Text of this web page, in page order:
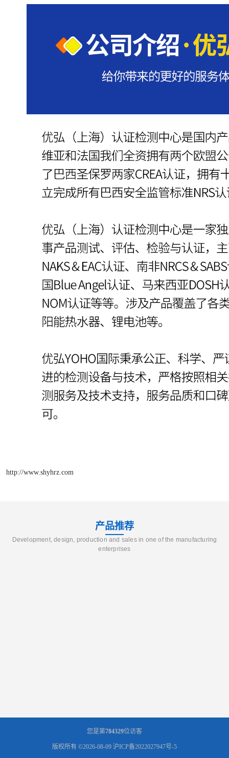
http://www.shyhrz.com
产品推荐
Development, design, production and sales in one of the manufacturing
enterprises
您是第784329位访客
版权所有 ©2026-08-09 沪ICP备2022027947号-5